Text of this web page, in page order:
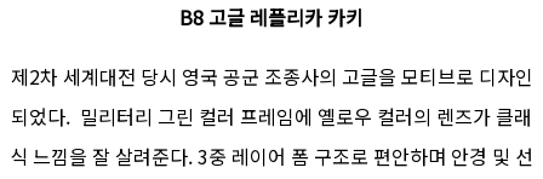
B8 고글 레플리카 카키
제2차 세계대전 당시 영국 공군 조종사의 고글을 모티브로 디자인
되었다. 밀리터리 그린 컬러 프레임에 옐로우 컬러의 렌즈가 클래
식 느낌을 잘 살려준다. 3중 레이어 폼 구조로 편안하며 안경 및 선